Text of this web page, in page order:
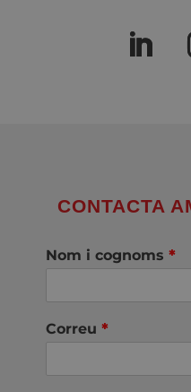
CONTACTA
Nom i cognoms *
Correu *